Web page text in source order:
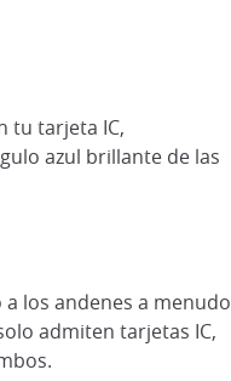
tu tarjeta IC,
azul brillante de las
a los andenes a menudo
admiten tarjetas IC,